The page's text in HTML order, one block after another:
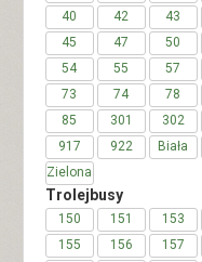
40
42 43
45
47 50
54
55 57
73
74 78
85
301 302
917
922 Biała
Zielona
Trolejbusy
150 151 153
155
156 157